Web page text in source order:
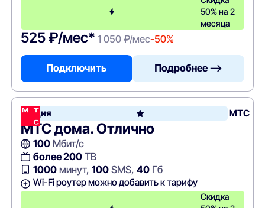
50% на 2
месяца
525 ₽/мес* 1 050 ₽/мес-50%
Подключить Подробнее —>
Акция МТС
МТС дома. Отлично
100Мбит/с
более 200ТВ
1000минут, 100SMS, 40Гб
Wi-Fi роутер можно добавить к тарифу
Скидка